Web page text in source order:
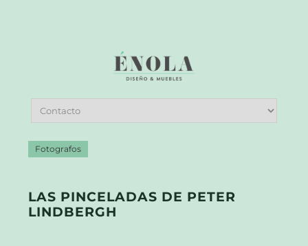
Fotografos
LAS PINCELADAS DE PETER
LINDBERGH